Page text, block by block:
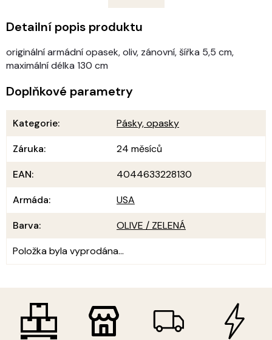
Detailní popis produktu
originální armádní opasek, oliv, zánovní, šířka 5,5 cm,
maximální délka 130 cm
Doplňkové parametry
Kategorie:
Pásky, opasky
Záruka:
24 měsíců
EAN:
4044633228130
Armáda:
USA
Barva:
OLIVE / ZELENÁ
Položka byla vyprodána…